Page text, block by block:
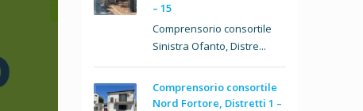
– 15
Comprensorio consortile
Sinistra Ofanto, Distre...
Comprensorio consortile
Nord Fortore, Distretti 1 –